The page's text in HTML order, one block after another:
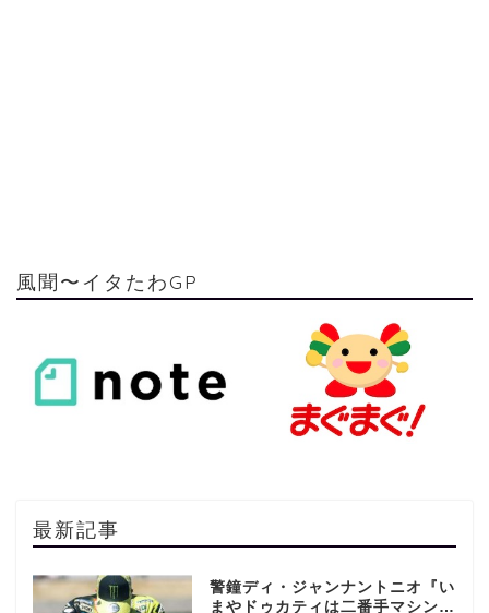
風聞〜イタたわGP
最新記事
警鐘ディ・ジャンナントニオ『い
まやドゥカティは二番手マシン…